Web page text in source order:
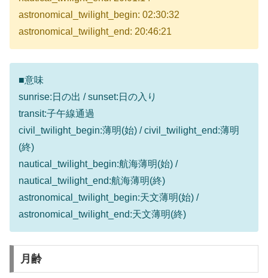
astronomical_twilight_begin: 02:30:32
astronomical_twilight_end: 20:46:21
■意味
sunrise:日の出 / sunset:日の入り
transit:子午線通過
civil_twilight_begin:薄明(始) / civil_twilight_end:薄明
(終)
nautical_twilight_begin:航海薄明(始) /
nautical_twilight_end:航海薄明(終)
astronomical_twilight_begin:天文薄明(始) /
astronomical_twilight_end:天文薄明(終)
月齢